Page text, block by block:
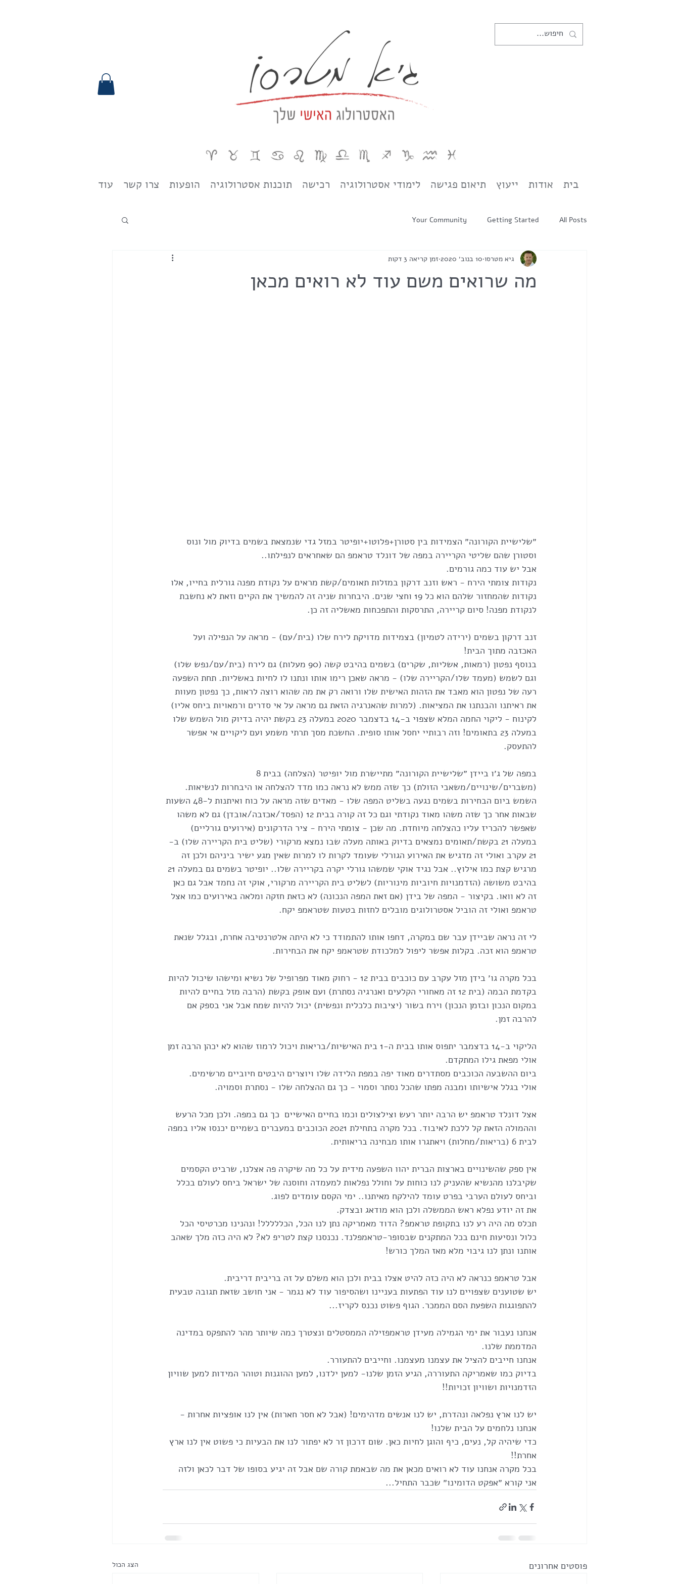
בית אודות ייעוץ תיאום פגישה לימודי אסטרולוגיה רכישה תוכנות אסטרולוגיה הופעות צרו קשר עוד
All Posts
Getting Started
Your Community
מה שרואים משם עוד לא רואים מכאן
גיא מטרסו 10 בנוב׳ 2020 זמן קריאה 3 דקות
״שלישיית הקורונה״ הצמידות בין סטורן+פלוטו+יופיטר במזל גדי שנמצאת בשמים בדיוק מול ונוס
וסטורן שהם שליטי הקריירה במפה של דונלד טראמפ הם שאחראים לנפילתו..
אבל יש עוד כמה גורמים.
נקודות צומתי הירח - ראש וזנב דרקון במזלות תאומים/קשת מראים על נקודת מפנה גורלית בחייו, אלו
נקודות שהמחזור שלהם הוא כל 19 וחצי שנים. היבחרות שניה זה להמשיך את הקיים וזאת לא נחשבת
לנקודת מפנה! סיום קריירה, התרסקות והתפכחות מאשליה זה כן.
זנב דרקון בשמים (ירידה לטמיון) בצמידות מדויקת לירח שלו (בית/עם) - מראה על הנפילה ועל
האכזבה מתוך הבית!
בנוסף נפטון (רמאות, אשליות, שקרים) בשמים בהיבט קשה (90 מעלות) גם לירח (בית/עם/נפש שלו)
וגם לשמש (מעמד שלו/הקריירה שלו) - מראה שאכן רימו אותו ונתנו לו לחיות באשליות. תחת השפעה
רעה של נפטון הוא מאבד את הזהות האישית שלו ורואה רק את מה שהוא רוצה לראות, כך נפטון מעוות
את ראיתנו והבנתנו את המציאות. (למרות שהאנרגיה הזאת גם מראה על אי סדרים ורמאויות ביחס אליו)
לקינוח - ליקוי החמה המלא שצפוי ב-14 בדצמבר 2020 במעלה 23 בקשת יהיה בדיוק מול השמש שלו
במעלה 23 בתאומים! וזה רבותיי יחסל אותו סופית. החשכת מסך תרתי משמע ועם ליקויים אי אפשר
להתעסק.
(משברים/שינויים/משאבי הזולת) כך שזה ממש לא נראה כמו מדד להצלחה או היבחרות לנשיאות.
השמש ביום הבחירות בשמים נגעה בשליט המפה שלו - מאדים שזה מראה על כוח ואיתנות ל-48 השעות
שבאות אחר כך שזה משהו מאוד נקודתי וגם כל זה קורה בבית 12 (הפסד/אכזבה/אובדן) גם לא משהו
שאפשר להכריז עליו כהצלחה מיוחדת. מה שכן - צומתי הירח - ציר הדרקונים (אירועים גורליים)
במעלה 21 בקשת/תאומים נמצאים בדיוק באותה מעלה שבו נמצא מרקורי (שליט בית הקריירה שלו) ב-
21 עקרב ואולי זה מדגיש את האירוע הגורלי שעומד לקרות לו למרות שאין מגע ישיר ביניהם ולכן זה
בהיבט משושה (הזדמנויות חיוביות מינוריות) לשליט בית הקריירה מרקורי, אוקי זה נחמד אבל גם כאן
זה לא וואו. בקיצור - המפה של בידן (אם זאת המפה הנכונה) לא כזאת חזקה ומלאה באירועים כמו אצל
טראמפ ואולי זה הוביל אסטרולוגים מובלים לחזות בטעות שטראמפ יקח.
לי זה נראה שביידן עבר שם במקרה, דחפו אותו להתמודד כי לא היתה אלטרנטיבה אחרת, ובגלל שנאת
טראמפ הוא זכה. בקלות אפשר ליפול למלכודת שטראמפ יקח את הבחירות.
בכל מקרה גו׳ בידן מזל עקרב עם כוכבים בבית 12 - רחוק מאוד מפרופיל של נשיא ומישהו שיכול להיות
בקדמת הבמה (בית 12 זה מאחורי הקלעים ואנרגיה נסתרת) ועם אופק בקשת (הרבה מזל בחיים להיות
במקום הנכון ובזמן הנכון) וירח בשור (יציבות כלכלית ונפשית) יכול להיות שמח אבל אני בספק אם
להרבה זמן.
הליקוי ב-14 בדצמבר יתפוס אותו בבית ה-1 בית האישיות/בריאות ויכול לרמוז שהוא לא יכהן הרבה זמן
אולי מפאת גילו המתקדם.
ביום ההשבעה הכוכבים מסתדרים מאוד יפה במפת הלידה שלו ויוצרים היבטים חיוביים מרשימים.
אולי בגלל אישיותו ומבנה מפתו שהכל נסתר וסמוי - כך גם ההצלחה שלו - נסתרת וסמויה.
אצל דונלד טראמפ יש הרבה יותר רעש וצילצולים וכמו בחיים האישיים  כך גם במפה. ולכן מכל הרעש
וההמולה הזאת קל ללכת לאיבוד. בכל מקרה בתחילת 2021 הכוכבים במעברים בשמיים יכנסו אליו במפה
לבית 6 (בריאות/מחלות) ויאתגרו אותו מבחינה בריאותית.
אין ספק שהשינויים בארצות הברית יהוו השפעה מידית על כל מה שיקרה פה אצלנו, שרביט הקסמים
שקיבלנו מהנשיא שהעניק לנו כוחות על וחולל נפלאות למעמדה וחוסנה של ישראל ביחס לעולם בכלל
וביחס לעולם הערבי בפרט עומד להילקח מאיתנו.. ימי הקסם עומדים לפוג.
את זה יודע נפלא ראש הממשלה ולכן הוא מודאג ובצדק.
תכלס מה היה רע לנו בתקופת טראמפ? הדוד מאמריקה נתן לנו הכל, הכללללל! ונהנינו מכרטיסי הכל
כלול ונסיעות חינם בכל המתקנים שבסופר-טראמפלנד. נכנסנו קצת לטריפ לא? לא היה כזה מלך שאהב
אותנו ונתן לנו גיבוי מלא מאז המלך כורש!
אבל טראמפ כנראה לא היה כזה להיט אצלו בבית ולכן הוא משלם על זה בריבית דריבית.
יש שטוענים שצפויים לנו עוד הפתעות בעניינו ושהסיפור עוד לא נגמר - אני חושב שזאת תגובה טבעית
להתפוגגות השפעת הסם הממכר. הגוף פשוט נכנס לקריז...
אנחנו נעבור את ימי הגמילה מעידן טראמפזילה הממסטלים ונצטרך כמה שיותר מהר להתפקס במדינה
המדממת שלנו.
אנחנו חייבים להציל את עצמנו מעצמנו. וחייבים להתעורר.
בדיוק כמו שאמריקה התעוררה, הגיע הזמן שלנו- למען ילדנו, למען ההוגנות וטוהר המידות למען שוויון
הזדמנויות ושוויון זכויות!!
יש לנו ארץ נפלאה ונהדרת, יש לנו אנשים מדהימים! (אבל לא חסר חארות) אין לנו אופציות אחרות -
אנחנו נלחמים על הבית שלנו!
כדי שיהיה קל, נעים, כיף והוגן לחיות כאן. שום דרכון זר לא יפתור לנו את הבעיות כי פשוט אין לנו ארץ
אחרת!!
בכל מקרה אנחנו עוד לא רואים מכאן את מה שבאמת קורה שם אבל זה יגיע בסופו של דבר לכאן ולזה
אני קורא ״אפקט הדומינו״ שכבר התחיל...
פוסטים אחרונים הצג הכול